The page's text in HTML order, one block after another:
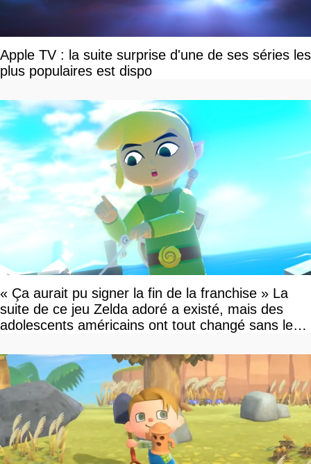
Apple TV : la suite surprise d'une de ses séries les
plus populaires est dispo
« Ça aurait pu signer la fin de la franchise » La
suite de ce jeu Zelda adoré a existé, mais des
adolescents américains ont tout changé sans le